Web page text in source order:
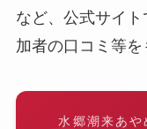
など、公式サイ
加者の口コミ等を
水郷潮来あ